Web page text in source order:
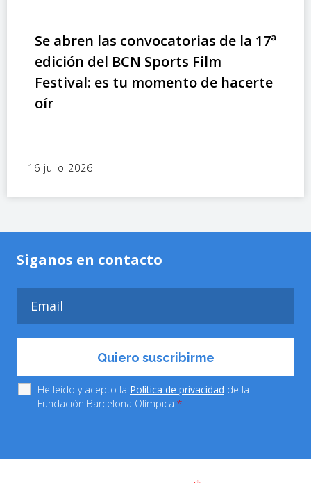
Se abren las convocatorias de la 17ª
edición del BCN Sports Film
Festival: es tu momento de hacerte
oír
16 julio 2026
Siganos en contacto
He leído y acepto la Política de privacidad de la
Fundación Barcelona Olímpica *